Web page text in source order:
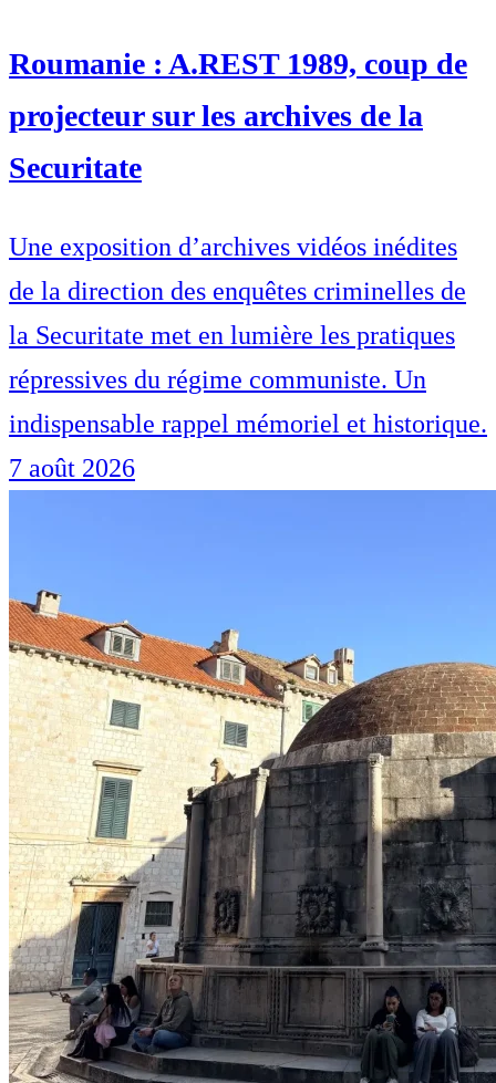
Roumanie : A.REST 1989, coup de
projecteur sur les archives de la
Securitate
Une exposition d’archives vidéos inédites
de la direction des enquêtes criminelles de
la Securitate met en lumière les pratiques
répressives du régime communiste. Un
indispensable rappel mémoriel et historique.
7 août 2026